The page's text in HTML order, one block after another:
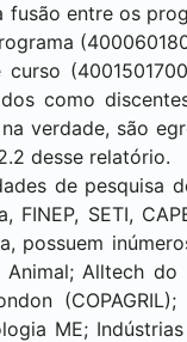
fusão entre os
curso
como
verdade, são
desse relatório.
de pesquisa
FINEP, SETI,
possuem
Animal; Alltech do
ME;